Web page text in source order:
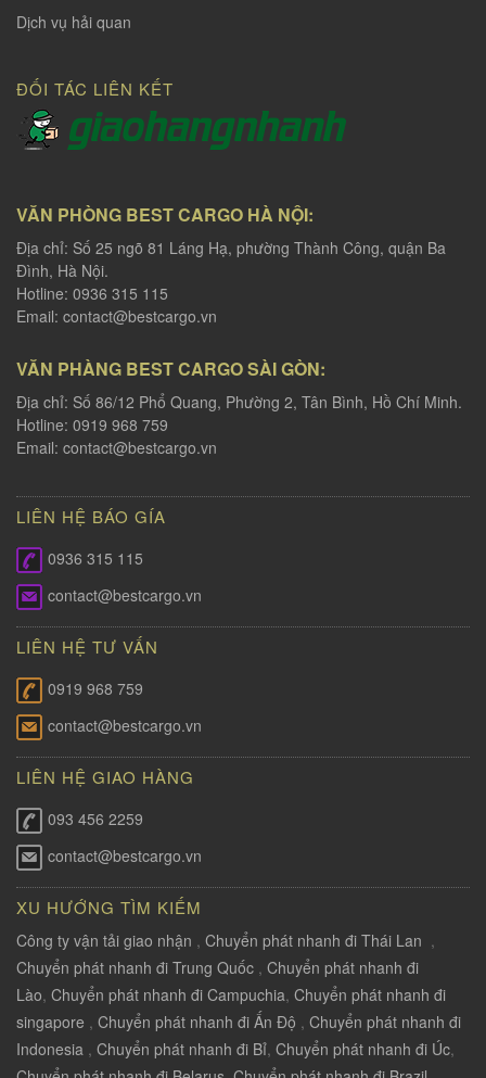
Dịch vụ hải quan
ĐỐI TÁC LIÊN KẾT
VĂN PHÒNG BEST CARGO HÀ NỘI:
Địa chỉ: Số 25 ngõ 81 Láng Hạ, phường Thành Công, quận Ba
Đình, Hà Nội.
Hotline: 0936 315 115
Email: contact@bestcargo.vn
VĂN PHÀNG BEST CARGO SÀI GÒN:
Địa chỉ: Số 86/12 Phổ Quang, Phường 2, Tân Bình, Hồ Chí Minh.
Hotline: 0919 968 759
Email: contact@bestcargo.vn
LIÊN HỆ BÁO GÍA
0936 315 115
contact@bestcargo.vn
LIÊN HỆ TƯ VẤN
0919 968 759
contact@bestcargo.vn
LIÊN HỆ GIAO HÀNG
093 456 2259
contact@bestcargo.vn
XU HƯỚNG TÌM KIẾM
Công ty vận tải giao nhận , Chuyển phát nhanh đi Thái Lan ,
Chuyển phát nhanh đi Trung Quốc , Chuyển phát nhanh đi
Lào, Chuyển phát nhanh đi Campuchia, Chuyển phát nhanh đi
singapore , Chuyển phát nhanh đi Ấn Độ , Chuyển phát nhanh đi
Indonesia , Chuyển phát nhanh đi Bỉ, Chuyển phát nhanh đi Úc,